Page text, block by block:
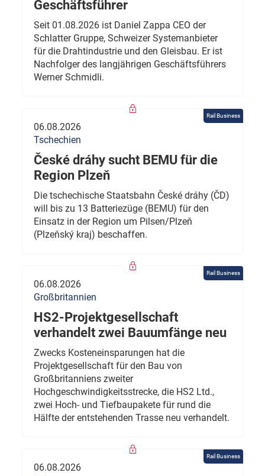
Geschäftsführer
Seit 01.08.2026 ist Daniel Zappa CEO der
Schlatter Gruppe, Schweizer Systemanbieter
für die Drahtindustrie und den Gleisbau. Er ist
Nachfolger des langjährigen Geschäftsführers
Werner Schmidli.
Rail Business
06.08.2026
Tschechien
České dráhy sucht BEMU für die
Region Plzeň
Die tschechische Staatsbahn České dráhy (ČD)
will bis zu 13 Batteriezüge (BEMU) für den
Einsatz in der Region um Pilsen/Plzeň
(Plzeňský kraj) beschaffen.
Rail Business
06.08.2026
Großbritannien
HS2-Projektgesellschaft
verhandelt zwei Bauumfänge neu
Zwecks Kosteneinsparungen hat die
Projektgesellschaft für den Bau von
Großbritanniens zweiter
Hochgeschwindigkeitsstrecke, die HS2 Ltd.,
zwei Hoch- und Tiefbaupakete für rund die
Hälfte der entstehenden Trasse neu verhandelt.
Rail Business
06.08.2026